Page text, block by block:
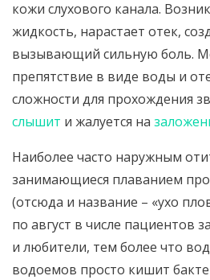
кожи слухового канала.
жидкость, нарастает отек,
вызывающий сильную боль.
препятствие в виде воды и
сложности для прохождения
слышит и жалуется на
Наиболее часто наружным
занимающиеся плаванием
(отсюда и название – «ухо
по август в числе пациентов
и любители, тем более что
водоемов просто кишит